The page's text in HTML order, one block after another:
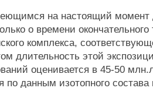
на настоящий
о времени окончательного
комплекса,
длительность этой
оценивается в 45-50
по данным изотопного состава